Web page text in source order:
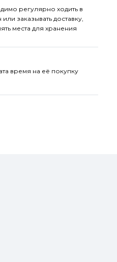
регулярно ходить в
или заказывать доставку,
места для хранения
время на её покупку